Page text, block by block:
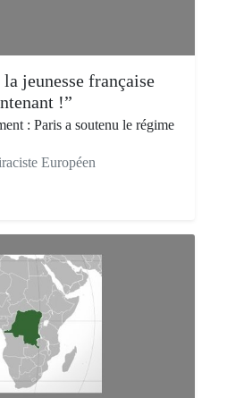
jeunesse française
!”
: Paris a soutenu le régime
Européen